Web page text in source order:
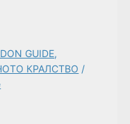
GUIDE,
КРАЛСТВО /